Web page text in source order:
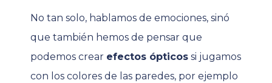
No tan solo, hablamos de emociones, sinó
que también hemos de pensar que
podemos crear efectos ópticos si jugamos
con los colores de las paredes, por ejemplo